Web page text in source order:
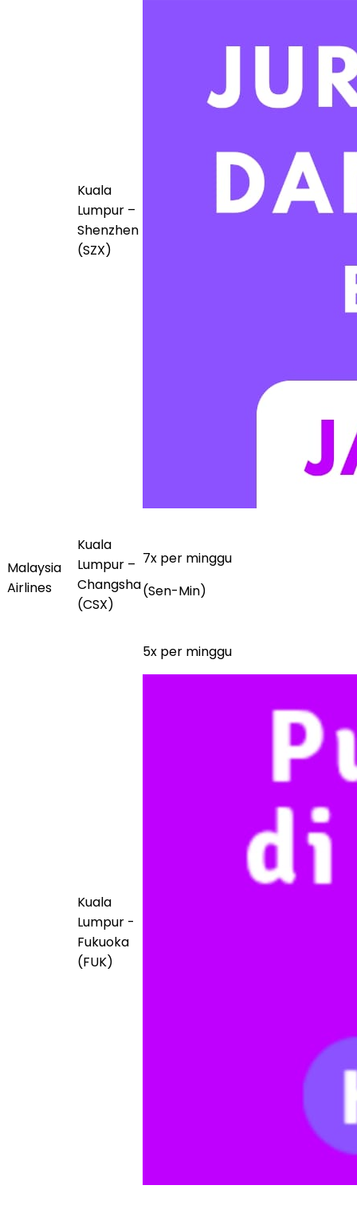
Malaysia
Airlines
Kuala
Lumpur –
Shenzhen
(SZX)
Kuala
Lumpur –
Changsha
(CSX)
7x per minggu
(Sen-Min)
Kuala
Lumpur -
Fukuoka
(FUK)
5x per minggu